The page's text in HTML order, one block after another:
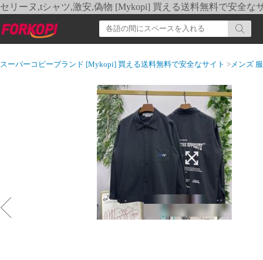
セリーヌ,tシャツ,激安,偽物 [Mykopi] 買える送料無料で安全な
スーパーコピーブランド [Mykopi] 買える送料無料で安全なサイト >メンズ 服